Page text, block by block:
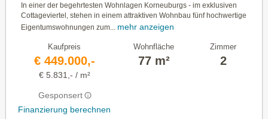
In einer der begehrtesten Wohnlagen Korneuburgs - im exklusiven
Cottageviertel, stehen in einem attraktiven Wohnbau fünf hochwertige
Eigentumswohnungen zum...
mehr anzeigen
Kaufpreis
€ 449.000,-
€ 5.831,- / m²
Gesponsert
Finanzierung berechnen
Wohnfläche
77 m²
Zimmer
2